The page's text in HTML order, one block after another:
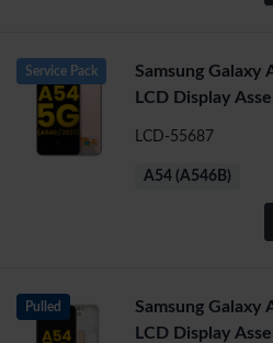
Service Pack
Samsung Galaxy
LCD Display
LCD-55687
A54 (A546B)
Pulled
Samsung Galaxy
LCD Display